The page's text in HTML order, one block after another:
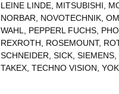
LEINE LINDE MITSUBISHI
NORBAR
NOVOTECHNIK
WAHL
PEPPERL FUCHS
REXROTH
ROSEMOUNT,
SCHNEIDER SICK SIEMENS
TAKEX TECHNO VISION